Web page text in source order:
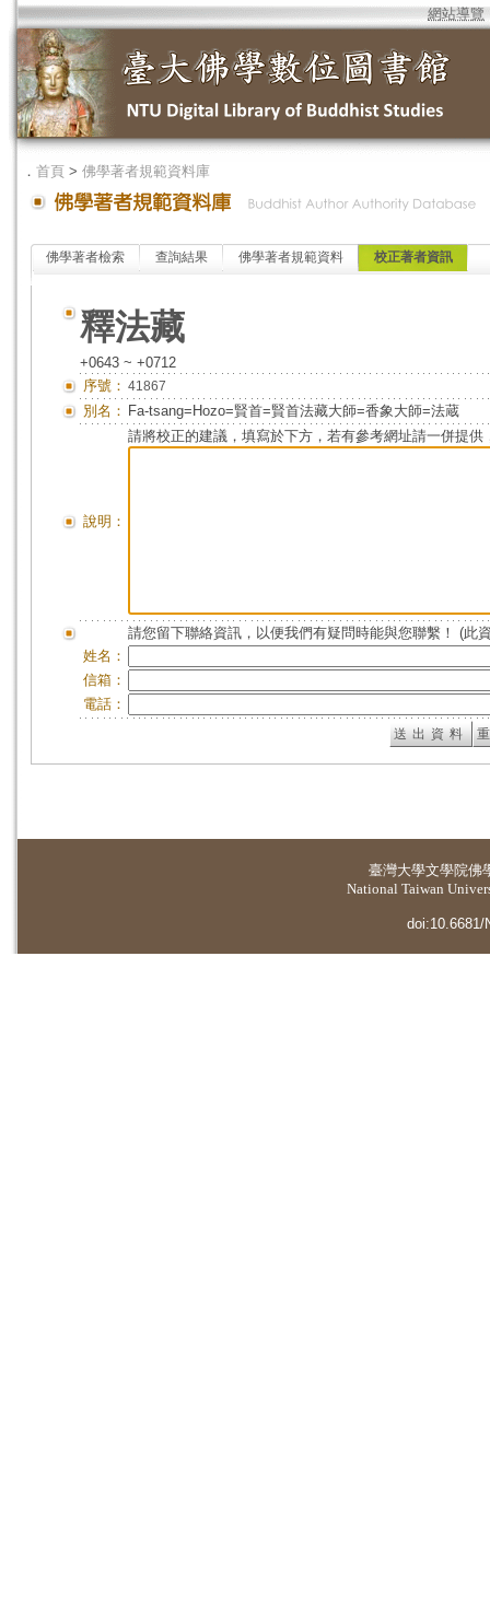
網站導覽
． 首頁 > 佛學著者規範資料庫
佛學著者檢索 查詢結果 佛學著者規範資料 校正著者資訊
釋法藏
+0643 ~ +0712
序號： 41867
別名： Fa-tsang=Hozo=賢首=賢首法藏大師=香象大師=法蔵
說明：
請將校正的建議，填寫於下方，若有參考網址請一併提供
請您留下聯絡資訊，以便我們有疑問時能與您聯繫！ (此
姓名：
信箱：
電話：
臺灣大學文學院佛
National Taiwan
doi:10.6681/